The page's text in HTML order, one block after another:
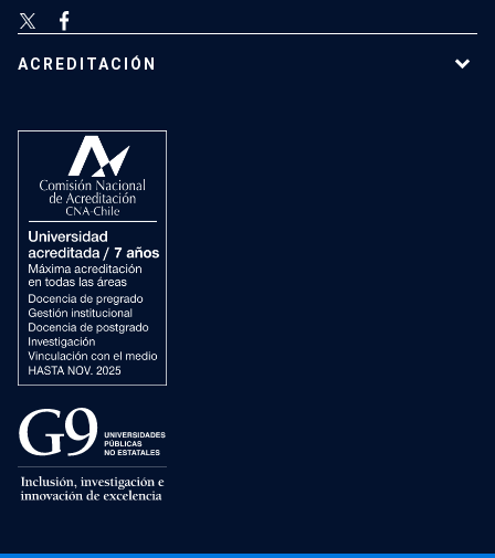
ACREDITACIÓN